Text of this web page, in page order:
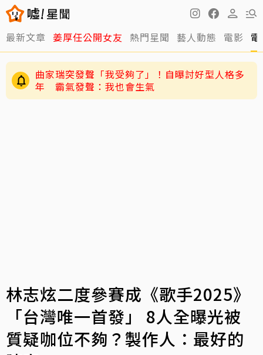
最新文章 姜厚任公開女友 熱門星聞 藝人動態 電影
曲家瑞突發聲「我受夠了」！自曝討好型人格多
年 霸氣發聲：我也會生氣
林志炫二度參賽成《歌手2025》
「台灣唯一首發」 8人全曝光被
質疑咖位不夠？製作人：最好的